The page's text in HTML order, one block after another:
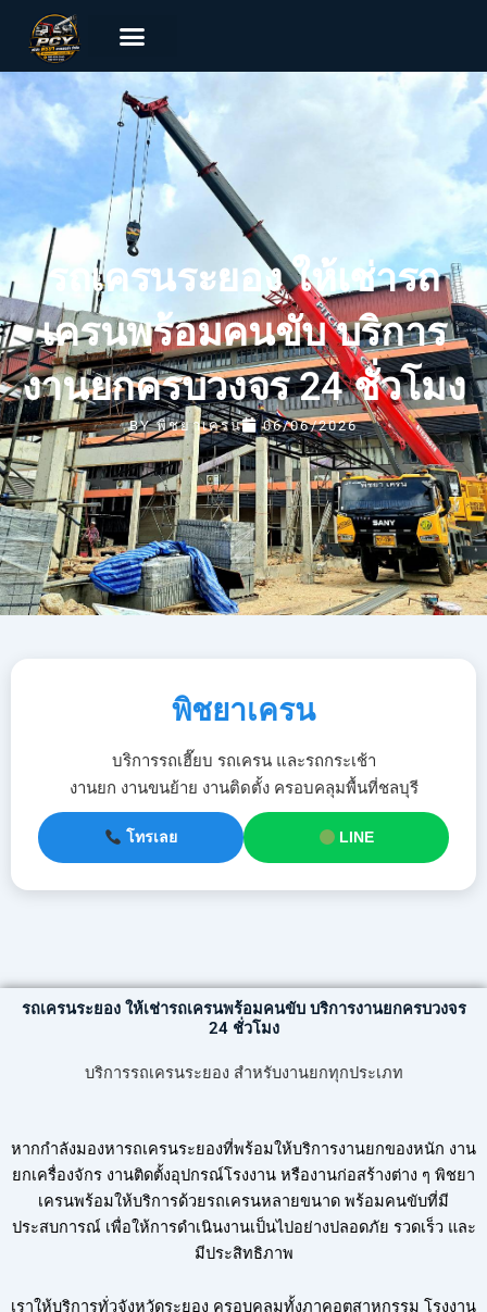
รถเครนระยอง ให้เช่ารถ
เครนพร้อมคนขับ บริการ
งานยกครบวงจร 24 ชั่วโมง
BYพิชยาเครน 06/06/2026
พิชยาเครน
บริการรถเฮี๊ยบ รถเครน และรถกระเช้า
งานยก งานขนย้าย งานติดตั้ง ครอบคลุมพื้นที่ชลบุรี
โทรเลย LINE
รถเครนระยอง ให้เช่ารถเครนพร้อมคนขับ บริการงานยกครบวงจร
24 ชั่วโมง
บริการรถเครนระยอง สำหรับงานยกทุกประเภท
หากกำลังมองหารถเครนระยองที่พร้อมให้บริการงานยกของหนัก งาน
ยกเครื่องจักร งานติดตั้งอุปกรณ์โรงงาน หรืองานก่อสร้างต่าง ๆ พิชยา
เครนพร้อมให้บริการด้วยรถเครนหลายขนาด พร้อมคนขับที่มี
ประสบการณ์ เพื่อให้การดำเนินงานเป็นไปอย่างปลอดภัย รวดเร็ว และ
มีประสิทธิภาพ
เราให้บริการทั่วจังหวัดระยอง ครอบคลุมทั้งภาคอุตสาหกรรม โรงงาน